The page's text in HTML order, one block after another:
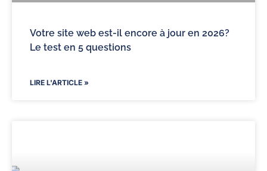
Votre site web est-il encore à jour en 2026?
Le test en 5 questions
LIRE L'ARTICLE »